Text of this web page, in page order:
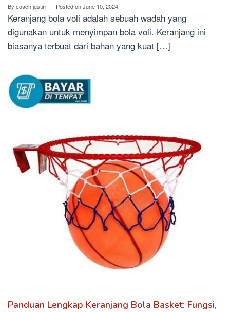
By coach justin Posted onJune 10, 2024
Keranjang bola voli adalah sebuah wadah yang
digunakan untuk menyimpan bola voli. Keranjang ini
biasanya terbuat dari bahan yang kuat […]
Panduan Lengkap Keranjang Bola Basket: Fungsi,